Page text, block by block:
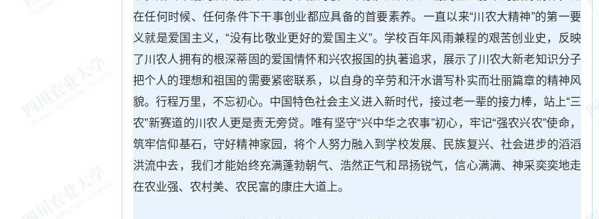
在任何时候、任何条件下干事创业都应具备的首要素养。一直以来“川农大精神”的第一要
义就是爱国主义，“没有比敬业更好的爱国主义”。学校百年风雨兼程的艰苦创业史，反映
了川农人拥有的根深蒂固的爱国情怀和兴农报国的执著追求，展示了川农大新老知识分子
把个人的理想和祖国的需要紧密联系，以自身的辛劳和汗水谱写朴实而壮丽篇章的精神风
貌。行程万里，不忘初心。中国特色社会主义进入新时代，接过老一辈的接力棒，站上“三
农”新赛道的川农人更是责无旁贷。唯有坚守“兴中华之农事”初心，牢记“强农兴农”使命，
筑牢信仰基石，守好精神家园，将个人努力融入到学校发展、民族复兴、社会进步的滔滔
洪流中去，我们才能始终充满蓬勃朝气、浩然正气和昂扬锐气，信心满满、神采奕奕地走
在农业强、农村美、农民富的康庄大道上。